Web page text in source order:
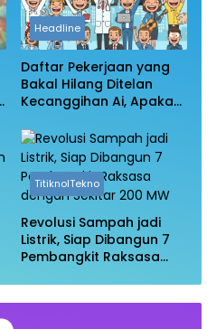
Headline
Daftar Pekerjaan yang
Bakal Hilang Ditelan
Kecanggihan Ai, Apakah
Aman?
TitiknolTekno
Revolusi Sampah jadi
Listrik, Siap Dibangun 7
Pembangkit Raksasa